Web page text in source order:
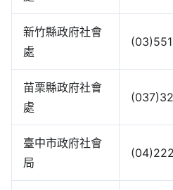
新竹縣政府社會
處
苗栗縣政府社會
處
臺中市政府社會
局